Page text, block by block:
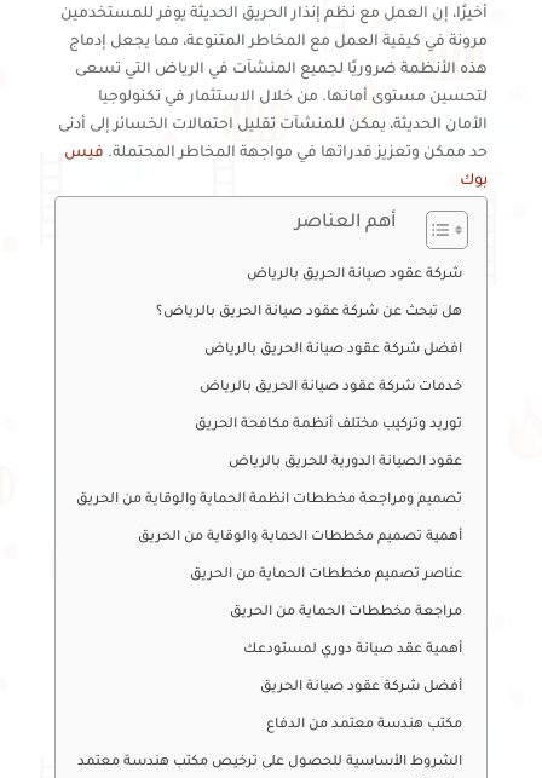
أخيرًا، إن العمل مع نظم إنذار الحريق الحديثة يوفر للمستخدمين
مرونة في كيفية العمل مع المخاطر المتنوعة، مما يجعل إدماج
هذه الأنظمة ضروريًا لجميع المنشآت في الرياض التي تسعى
لتحسين مستوى أمانها. من خلال الاستثمار في تكنولوجيا
الأمان الحديثة، يمكن للمنشآت تقليل احتمالات الخسائر إلى أدنى
حد ممكن وتعزيز قدراتها في مواجهة المخاطر المحتملة. فيس
بوك
أهم العناصر
شركة عقود صيانة الحريق بالرياض
هل تبحث عن شركة عقود صيانة الحريق بالرياض؟
افضل شركة عقود صيانة الحريق بالرياض
خدمات شركة عقود صيانة الحريق بالرياض
توريد وتركيب مختلف أنظمة مكافحة الحريق
عقود الصيانة الدورية للحريق بالرياض
تصميم ومراجعة مخططات انظمة الحماية والوقاية من الحريق
أهمية تصميم مخططات الحماية والوقاية من الحريق
عناصر تصميم مخططات الحماية من الحريق
مراجعة مخططات الحماية من الحريق
أهمية عقد صيانة دوري لمستودعك
أفضل شركة عقود صيانة الحريق
مكتب هندسة معتمد من الدفاع
الشروط الأساسية للحصول على ترخيص مكتب هندسة معتمد